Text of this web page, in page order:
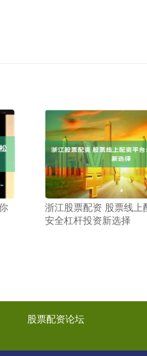
浙江股票配资 股票线上
安全杠杆投资新选择
股票配资论坛